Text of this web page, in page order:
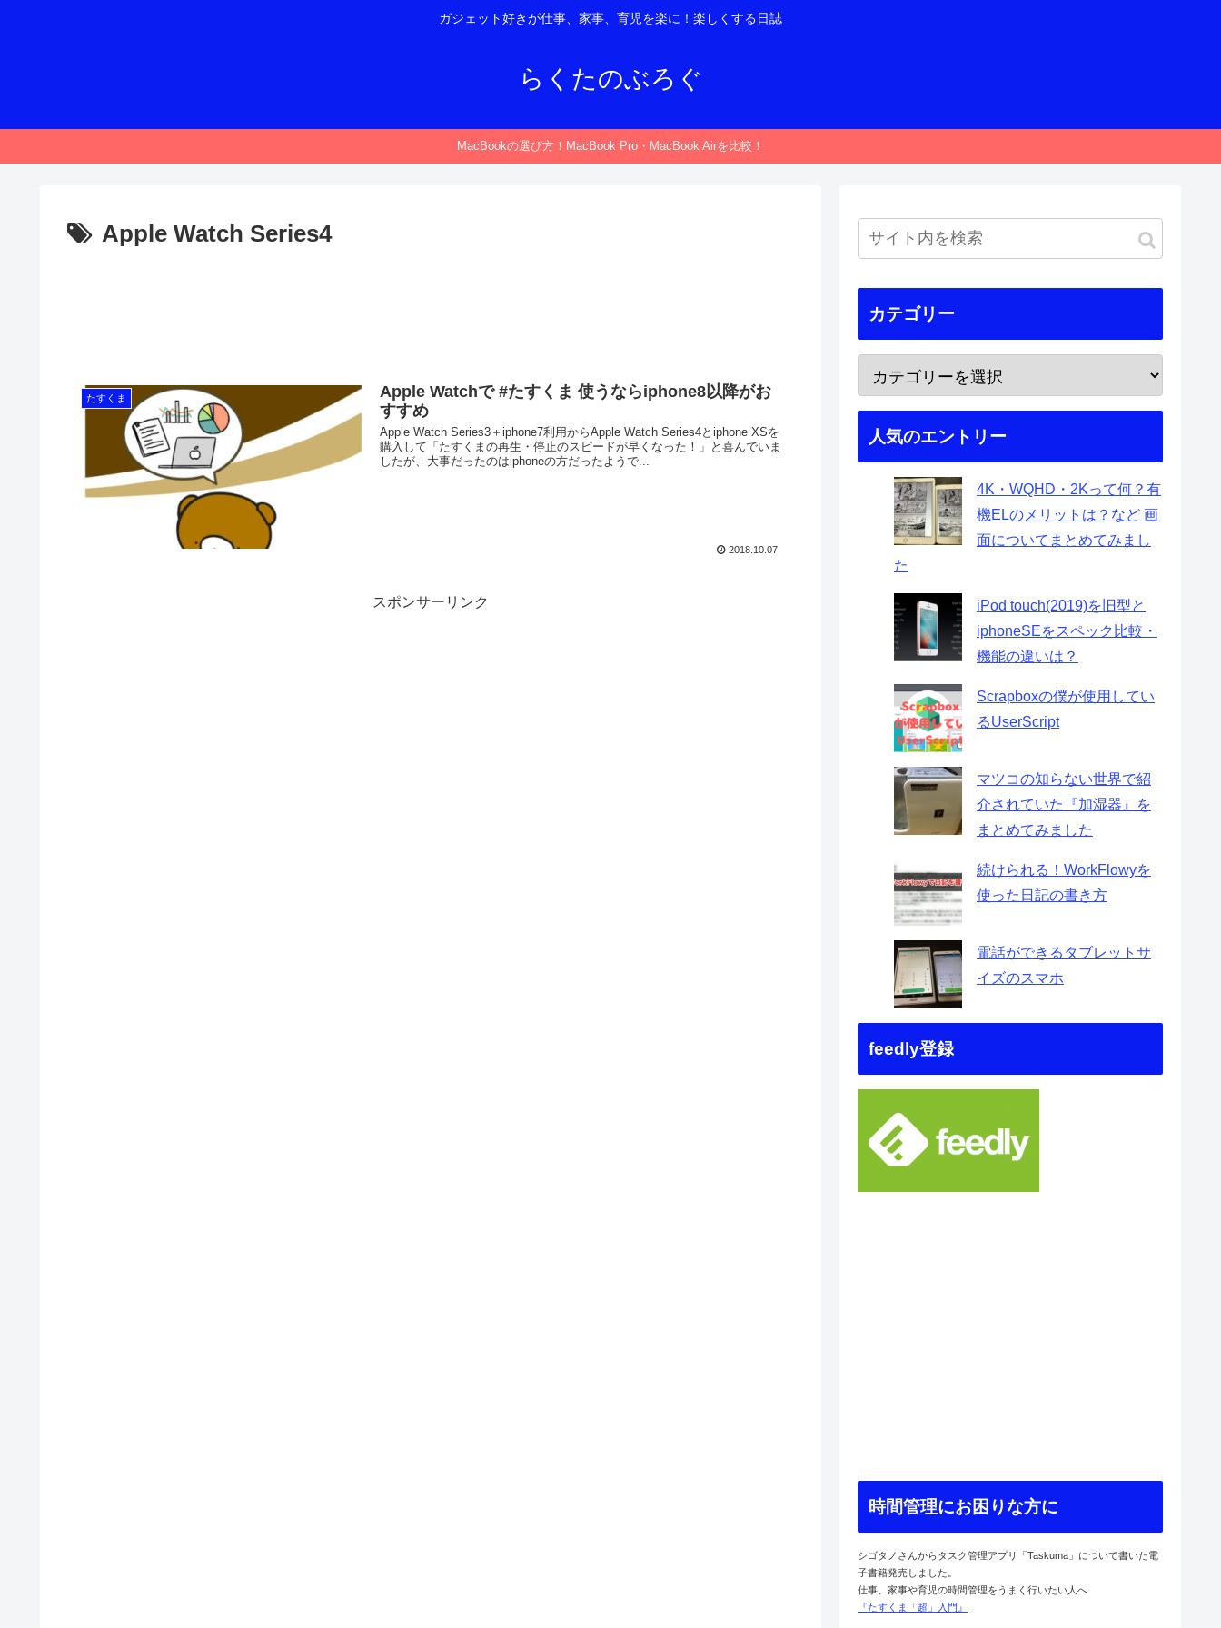
ガジェット好きが仕事、家事、育児を楽に！楽しくする日誌
らくたのぶろぐ
MacBookの選び方！MacBook Pro・MacBook Airを比較！
Apple Watch Series4
たすくま
Apple Watchで #たすくま 使うならiphone8以降がお
すすめ
Apple Watch Series3＋iphone7利用からApple Watch Series4とiphone XSを
購入して「たすくまの再生・停止のスピードが早くなった！」と喜んでいま
したが、大事だったのはiphoneの方だったようで...
2018.10.07
スポンサーリンク
カテゴリー
人気のエントリー
4K・WQHD・2Kって何？有
機ELのメリットは？など 画
面についてまとめてみまし
た
iPod touch(2019)を旧型と
iphoneSEをスペック比較・
機能の違いは？
Scrapboxの僕が使用してい
るUserScript
マツコの知らない世界で紹
介されていた『加湿器』を
まとめてみました
続けられる！WorkFlowyを
使った日記の書き方
電話ができるタブレットサ
イズのスマホ
feedly登録
時間管理にお困りな方に
シゴタノさんからタスク管理アプリ「Taskuma」について書いた電
子書籍発売しました。
仕事、家事や育児の時間管理をうまく行いたい人へ
『たすくま「超」入門』